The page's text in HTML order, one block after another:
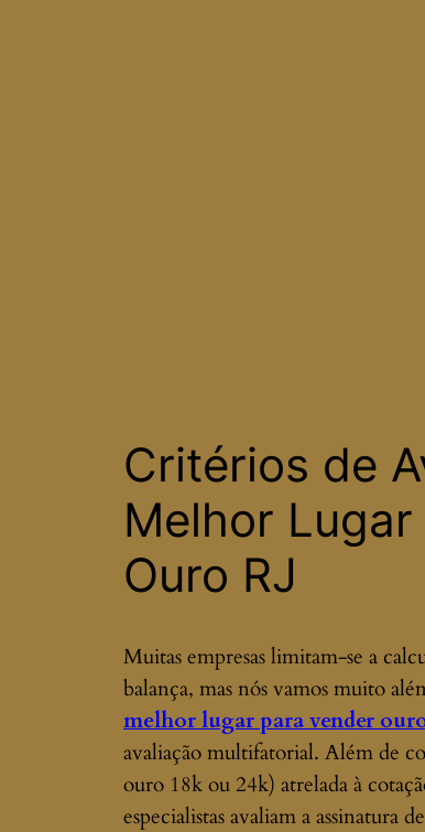
Critérios de
Melhor
Ouro RJ
Muitas empresas limitam-se a
balança, mas nós vamos muito
melhor lugar para vender
avaliação multifatorial. Além de
ouro 18k ou 24k) atrelada à
especialistas avaliam a assinatura